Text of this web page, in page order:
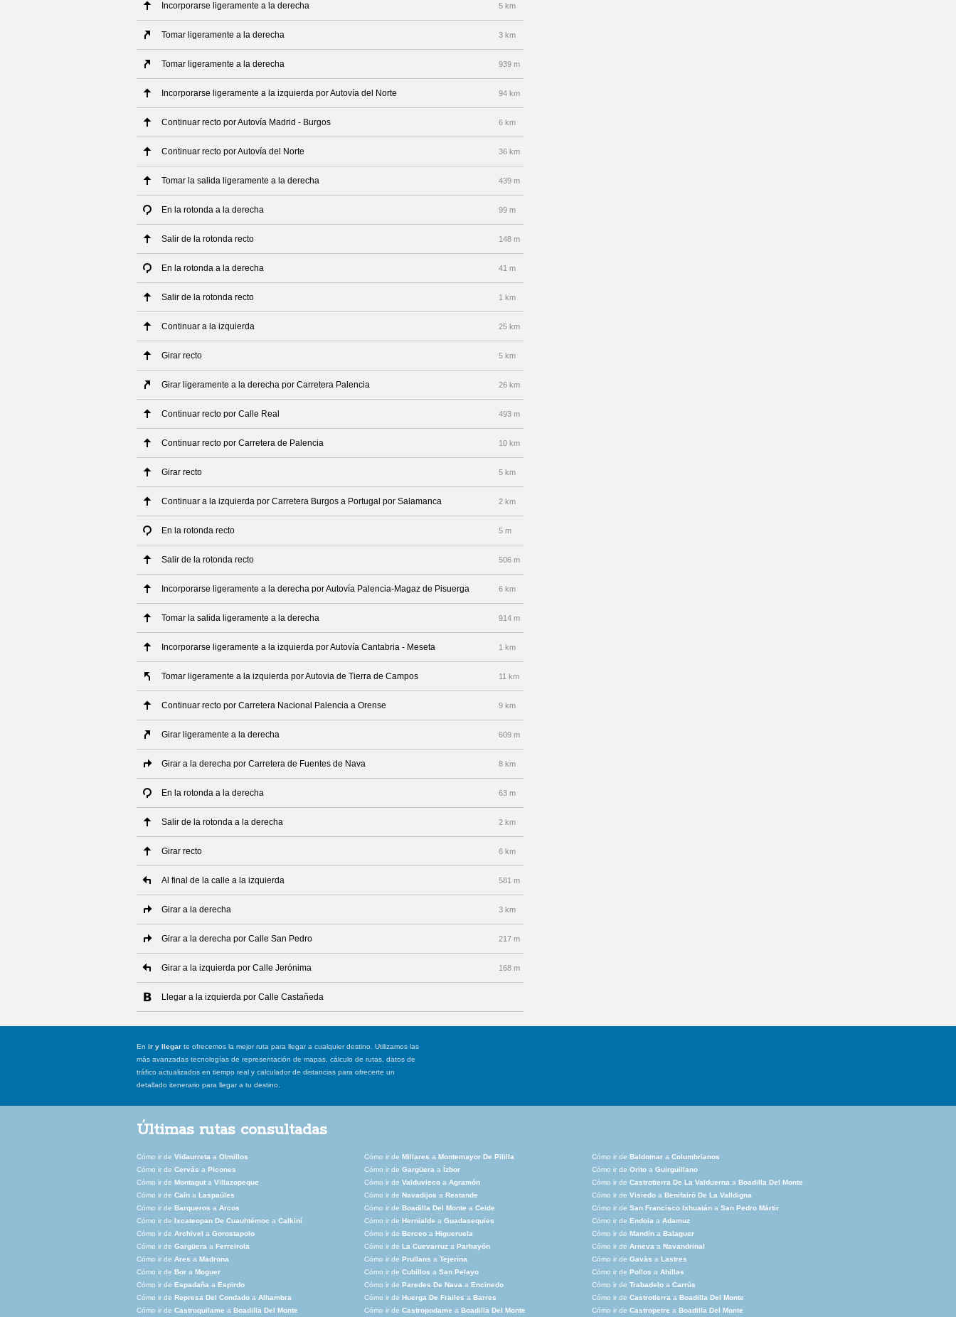
Incorporarse ligeramente a la derecha 5 km
Tomar ligeramente a la derecha 3 km
Tomar ligeramente a la derecha 939 m
Incorporarse ligeramente a la izquierda por Autovía del Norte 94 km
Continuar recto por Autovía Madrid - Burgos 6 km
Continuar recto por Autovía del Norte 36 km
Tomar la salida ligeramente a la derecha 439 m
En la rotonda a la derecha 99 m
Salir de la rotonda recto 148 m
En la rotonda a la derecha 41 m
Salir de la rotonda recto 1 km
Continuar a la izquierda 25 km
Girar recto 5 km
Girar ligeramente a la derecha por Carretera Palencia 26 km
Continuar recto por Calle Real 493 m
Continuar recto por Carretera de Palencia 10 km
Girar recto 5 km
Continuar a la izquierda por Carretera Burgos a Portugal por Salamanca 2 km
En la rotonda recto 5 m
Salir de la rotonda recto 506 m
Incorporarse ligeramente a la derecha por Autovía Palencia-Magaz de Pisuerga 6 km
Tomar la salida ligeramente a la derecha 914 m
Incorporarse ligeramente a la izquierda por Autovía Cantabria - Meseta 1 km
Tomar ligeramente a la izquierda por Autovia de Tierra de Campos 11 km
Continuar recto por Carretera Nacional Palencia a Orense 9 km
Girar ligeramente a la derecha 609 m
Girar a la derecha por Carretera de Fuentes de Nava 8 km
En la rotonda a la derecha 63 m
Salir de la rotonda a la derecha 2 km
Girar recto 6 km
Al final de la calle a la izquierda 581 m
Girar a la derecha 3 km
Girar a la derecha por Calle San Pedro 217 m
Girar a la izquierda por Calle Jerónima 168 m
Llegar a la izquierda por Calle Castañeda
En ir y llegar te ofrecemos la mejor ruta para llegar a cualquier destino. Utilizamos las
más avanzadas tecnologías de representación de mapas, cálculo de rutas, datos de
tráfico actualizados en tiempo real y calculador de distancias para ofrecerte un
detallado itenerario para llegar a tu destino.
Últimas rutas consultadas
Cómo ir de Vidaurreta a Olmillos Cómo ir de Millares a Montemayor De Pililla Cómo ir de Baldomar a Columbrianos
Cómo ir de Cervás a Picones Cómo ir de Gargüera a Ízbor Cómo ir de Orito a Guirguillano
Cómo ir de Montagut a Villazopeque Cómo ir de Valduvieco a Agramón Cómo ir de Castrotierra De La Valduerna a Boadilla Del Monte
Cómo ir de Caín a Laspaúles Cómo ir de Navadijos a Restande Cómo ir de Visiedo a Benifairó De La Valldigna
Cómo ir de Barqueros a Arcos Cómo ir de Boadilla Del Monte a Ceide Cómo ir de San Francisco Ixhuatán a San Pedro Mártir
Cómo ir de
Ixcateopan De Cuauhtémoc a Calkiní Cómo ir de Hernialde a Guadasequies Cómo ir de Endoia a Adamuz
Cómo ir de Archivel a Gorostapolo Cómo ir de Berceo a Higueruela Cómo ir de Mandín a Balaguer
Cómo ir de Gargüera a Ferreirola Cómo ir de La Cuevarruz a Parbayón Cómo ir de Arneva a Navandrinal
Cómo ir de Ares a Madrona Cómo ir de Prullans a Tejerina Cómo ir de Gavàs a Lastres
Cómo ir de Bor a Moguer Cómo ir de Cubillos a San Pelayo Cómo ir de Pollos a Ahillas
Cómo ir de Espadaña a Espirdo Cómo ir de Paredes De Nava a Encinedo Cómo ir de Trabadelo a Carrús
Cómo ir de Represa Del Condado a Alhambra Cómo ir de Huerga De Frailes a Barres Cómo ir de Castrotierra a Boadilla Del Monte
Cómo ir de Castroquilame a Boadilla Del Monte Cómo ir de Castropodame a Boadilla Del Monte Cómo ir de Castropetre a Boadilla Del Monte